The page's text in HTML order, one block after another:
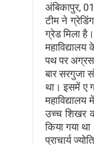
अंबिकापुर,
टीम ने
ग्रेड मिला
महाविद्यालय
पथ पर
बार सरगुजा
था। इसमें ए
उच्च शिखर
किया गया
प्राचार्य